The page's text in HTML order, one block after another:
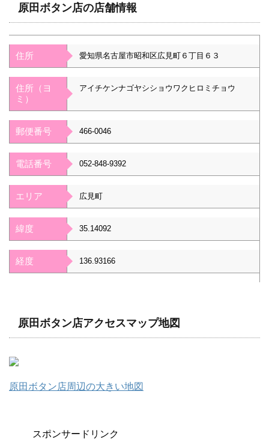
原田ボタン店の店舗情報
住所 愛知県名古屋市昭和区広見町６丁目６３
住所（ヨ
ミ）
アイチケンナゴヤシショウワクヒロミチョウ
郵便番号 466-0046
電話番号 052-848-9392
エリア 広見町
緯度 35.14092
経度 136.93166
原田ボタン店アクセスマップ地図
原田ボタン店周辺の大きい地図
スポンサードリンク